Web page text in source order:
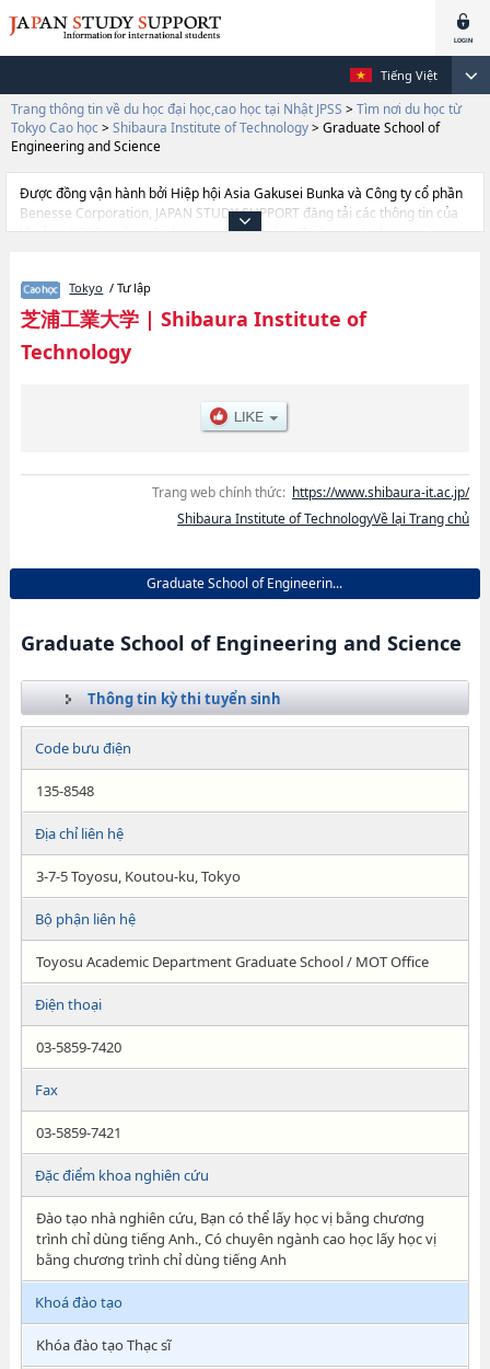
Tiếng Việt
Trang thông tin về du học đại học,cao học tại Nhật JPSS > Tìm nơi du học từ
Tokyo Cao học > Shibaura Institute of Technology> Graduate School of
Engineering and Science
Được đồng vận hành bởi Hiệp hội Asia Gakusei Bunka và Công ty cổ phần
Benesse Corporation, JAPAN STUDY SUPPORT đăng tải các thông tin của
khoảng 1.300 trường đại học, cao học, trường đại học ngắn hạn, trường
và thông tin cần thiết dành cho du học sinh, như là về các Graduate School
of Engineering and Science, thông tin về từng khoa nghiên cứu, thông tin
liên quan đến thi tuyển như số lượng tuyển sinh, số lượng trúng tuyển, cở
sở trang thiết bị, hướng dẫn địa điểm v.v...
Tokyo / Tư lập
芝浦工業大学| Shibaura Institute of
Technology
Trang web chính thức: https://www.shibaura-it.ac.jp/
Shibaura Institute of TechnologyVề lại Trang chủ
Graduate School of Engineerin...
Graduate School of Engineering and Science
Thông tin kỳ thi tuyển sinh
Code bưu điện
135-8548
Địa chỉ liên hệ
3-7-5 Toyosu, Koutou-ku, Tokyo
Bộ phận liên hệ
Toyosu Academic Department Graduate School / MOT Office
Điện thoại
03-5859-7420
Fax
03-5859-7421
Đặc điểm khoa nghiên cứu
Đào tạo nhà nghiên cứu, Bạn có thể lấy học vị bằng chương
trình chỉ dùng tiếng Anh., Có chuyên ngành cao học lấy học vị
bằng chương trình chỉ dùng tiếng Anh
Khoá đào tạo
Khóa đào tạo Thạc sĩ